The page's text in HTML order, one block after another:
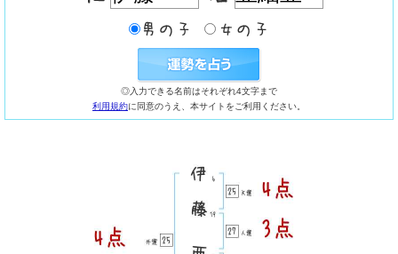
◎入力できる名前はそれぞれ4文字まで
利用規約に同意のうえ、本サイトをご利用ください。